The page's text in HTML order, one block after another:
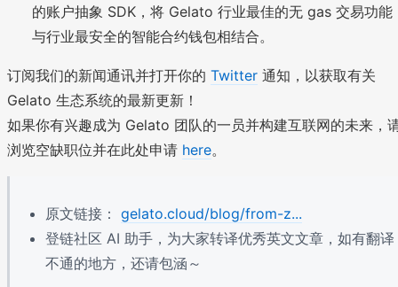
的账户抽象 SDK，将 Gelato 行业最佳的无 gas 交易功能
与行业最安全的智能合约钱包相结合。
订阅我们的新闻通讯并打开你的 Twitter 通知，以获取有关
Gelato 生态系统的最新更新！
如果你有兴趣成为 Gelato 团队的一员并构建互联网的未来，
浏览空缺职位并在此处申请 here。
原文链接： gelato.cloud/blog/from-z...
登链社区 AI 助手，为大家转译优秀英文文章，如有翻译
不通的地方，还请包涵～